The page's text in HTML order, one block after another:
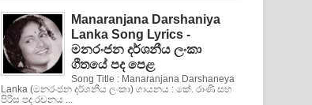
Manaranjana Darshaniya
Lanka Song Lyrics -
මනරංජන දර්ශනීය ලංකා
ගීතයේ පද පෙළ
Song Title : Manaranjana Darshaneya
Lanka (මනරංජන දර්ශනීය ලංකා) ගායනය : කේ. රාණි සහ
පිරිස පද රචනය ...